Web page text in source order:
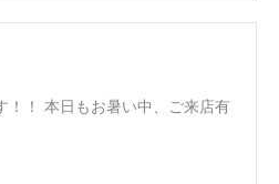
！！ 本日もお暑い中、ご来店有